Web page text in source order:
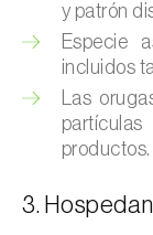
elegantalis
)
Barrenillo
Barrenillo
y patrón
Especie
incluidos
Las
productos.
3.